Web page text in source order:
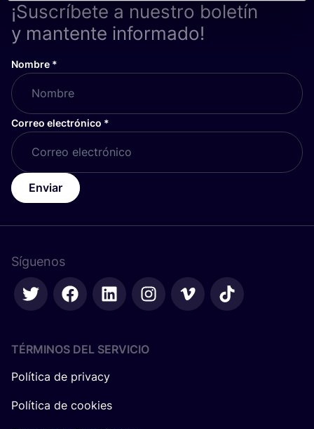
¡Suscríbete a nuestro boletín
y mantente informado!
Nombre *
Correo electrónico *
Enviar
Síguenos
TÉRMINOS DEL SERVICIO
Política de privacy
Política de cookies